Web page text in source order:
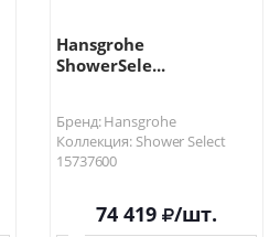
Hansgrohe
ShowerSele...
Бренд: Hansgrohe
Коллекция: Shower Select
15737600
74 419 /шт.